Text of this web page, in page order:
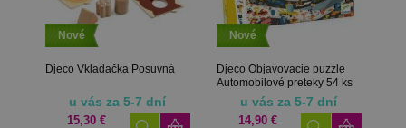
Nové
Djeco Vkladačka Posuvná
u vás za 5-7 dní
15,30 €
Nové
Djeco Objavovacie puzzle
Automobilové preteky 54 ks
u vás za 5-7 dní
14,90 €